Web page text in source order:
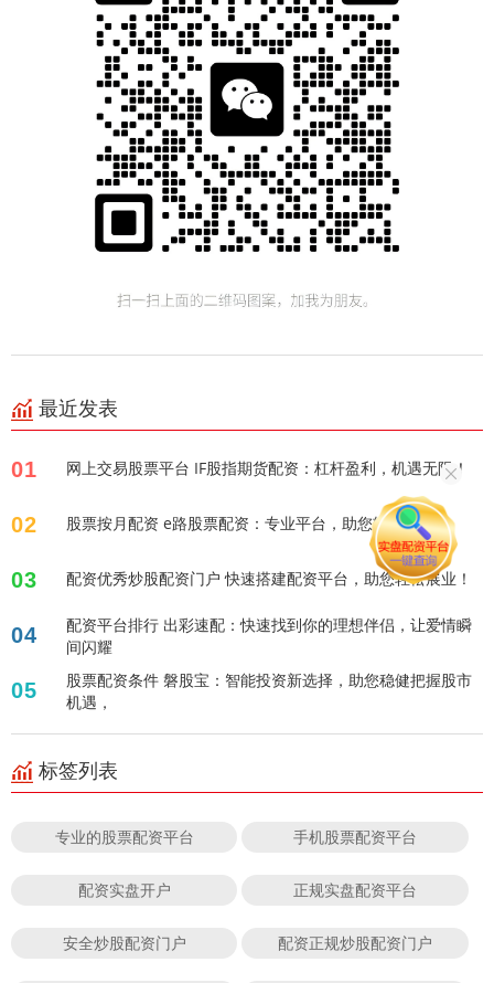
最近发表
01 网上交易股票平台 IF股指期货配资：杠杆盈利，机遇无限！
02 股票按月配资 e路股票配资：专业平台，助您轻松盈利
03 配资优秀炒股配资门户 快速搭建配资平台，助您轻松展业！
04
配资平台排行 出彩速配：快速找到你的理想伴侣，让爱情瞬
间闪耀
05
股票配资条件 磐股宝：智能投资新选择，助您稳健把握股市
机遇，
标签列表
专业的股票配资平台 手机股票配资平台
配资实盘开户 正规实盘配资平台
安全炒股配资门户 配资正规炒股配资门户